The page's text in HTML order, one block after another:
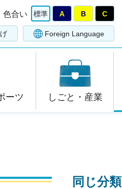
色合い 標準 A B C
Foreign Language
ーツ しごと・産業
同じ分